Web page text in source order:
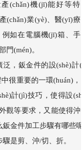
(chǎn)機(jī)能好等特
(chǎn)業(yè)、醫(yī)療
如在電腦機(jī)箱、手
門(mén)。
，鈑金件的設(shè)計
很重要的一環(huán)，
計(jì)技巧，使得設
觀等要求，又能使得沖
金件加工步驟有哪些
是剪、沖/切、折。